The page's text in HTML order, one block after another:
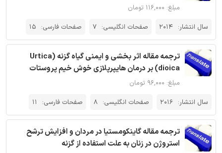
مبلغ: ۱۱۶,۰۰۰ تومان
سال انتشار: 2014 صفحات انگلیسی: 7 صفحات فارسی: 15
ترجمه مقاله اثر بخشی و ایمنی گیاه گزنه (Urtica
dioica) بر درمان هایپرپلازی خوش خیم پروستات
مبلغ: ۹۶,۰۰۰ تومان
سال انتشار: 2016 صفحات انگلیسی: 8 صفحات فارسی: 11
ترجمه مقاله گاینکومستیا در مردان و افزایش ترشح
استروژن در زنان به علت استفاده از گزنه